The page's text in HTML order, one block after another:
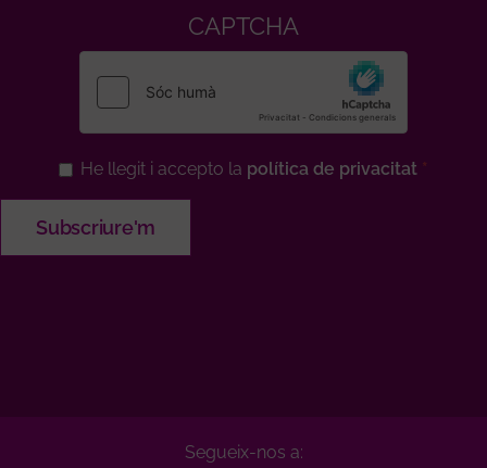
CAPTCHA
He llegit i accepto la política de privacitat
Segueix-nos a: